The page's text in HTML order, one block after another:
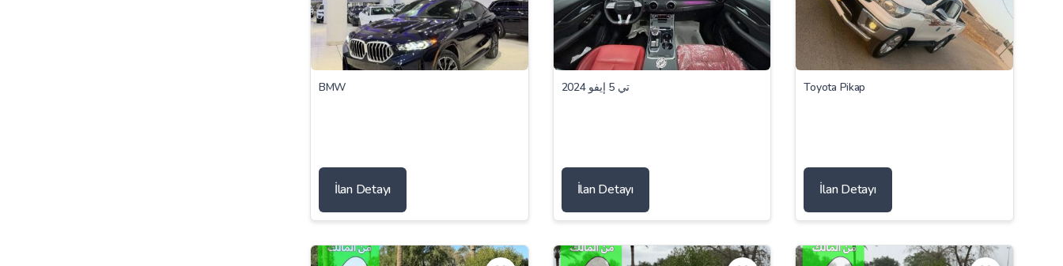
BMW
İlan Detayı
تي 5 إيفو 2024
İlan Detayı
Toyota Pikap
İlan Detayı